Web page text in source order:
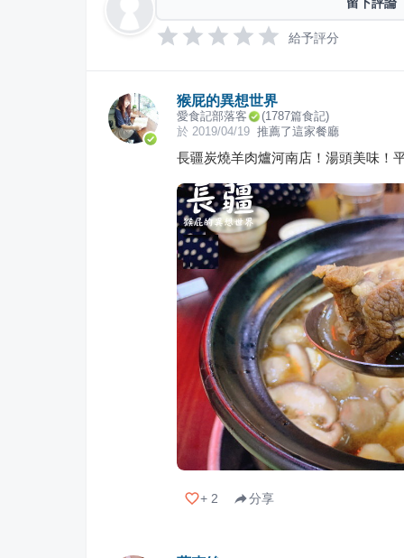
給予評分
猴屁的異想世界
愛食記部落客 (1787篇食記)
於 2019/04/19 推薦了這家餐廳
長疆炭燒羊肉爐河南店！湯頭美味！
+ 2 分享